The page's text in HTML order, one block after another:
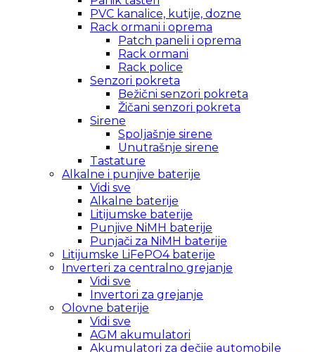
PVC kanalice, kutije, dozne
Rack ormani i oprema
Patch paneli i oprema
Rack ormani
Rack police
Senzori pokreta
Bežični senzori pokreta
Žičani senzori pokreta
Sirene
Spoljašnje sirene
Unutrašnje sirene
Tastature
Alkalne i punjive baterije
Vidi sve
Alkalne baterije
Litijumske baterije
Punjive NiMH baterije
Punjači za NiMH baterije
Litijumske LiFePO4 baterije
Inverteri za centralno grejanje
Vidi sve
Invertori za grejanje
Olovne baterije
Vidi sve
AGM akumulatori
Akumulatori za dečije automobile